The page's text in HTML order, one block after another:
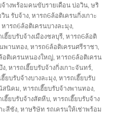
างพร้อมคนขับรายเดือน บ่อวิน,ษริ
น รับจ้าง,หารถ6ล้อติเครนกิ่งเกาะ
หารถ6ล้อติเครนบางละมุง,
ฮี๊ยบรับจ้างเมืองชลบุรี,หารถ6ล้อติ
พานทอง,หารถ6ล้อติเครนศรีราชา,
อติเครนหนองใหญ่,หารถ6ล้อติเครน
ง,หารถเฮี๊ยบรับจ้างกิ่งเกาะจันทร์,
ฮี๊ยบรับจ้างบางละมุง,หารถเฮี๊ยบรับ
สนิคม,หารถเฮี๊ยบรับจ้างพานทอง,
เฮี๊ยบรับจ้างสัตหีบ,หารถเฮี๊ยบรับจ้าง
ะสีชัง,หาษริษัท รถเครนให้เช่าพร้อม